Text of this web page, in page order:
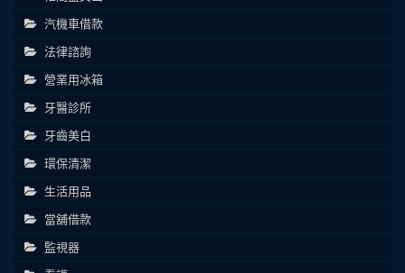
汽機車借款
法律諮詢
營業用冰箱
牙醫診所
牙齒美白
環保清潔
生活用品
當舖借款
監視器